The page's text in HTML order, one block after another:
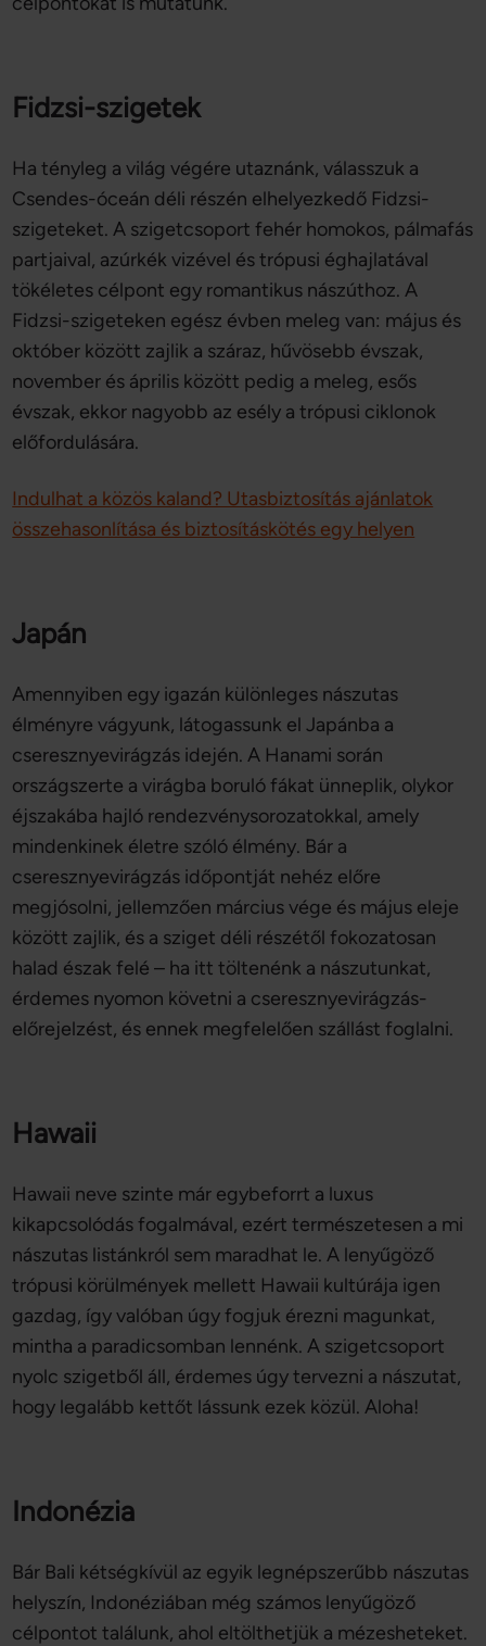
Fidzsi-szigetek
Ha tényleg a világ végére utaznánk, válasszuk a
Csendes-óceán déli részén elhelyezkedő Fidzsi-
szigeteket. A szigetcsoport fehér homokos, pálmafás
partjaival, azúrkék vizével és trópusi éghajlatával
tökéletes célpont egy romantikus nászúthoz. A
Fidzsi-szigeteken egész évben meleg van: május és
október között zajlik a száraz, hűvösebb évszak,
november és április között pedig a meleg, esős
évszak, ekkor nagyobb az esély a trópusi ciklonok
előfordulására.
Indulhat a közös kaland? Utasbiztosítás ajánlatok
összehasonlítása és biztosításkötés egy helyen
Japán
Amennyiben egy igazán különleges nászutas
élményre vágyunk, látogassunk el Japánba a
cseresznyevirágzás idején. A Hanami során
országszerte a virágba boruló fákat ünneplik, olykor
éjszakába hajló rendezvénysorozatokkal, amely
mindenkinek életre szóló élmény. Bár a
cseresznyevirágzás időpontját nehéz előre
megjósolni, jellemzően március vége és május eleje
között zajlik, és a sziget déli részétől fokozatosan
halad észak felé – ha itt töltenénk a nászutunkat,
érdemes nyomon követni a cseresznyevirágzás-
előrejelzést, és ennek megfelelően szállást foglalni.
Hawaii
Hawaii neve szinte már egybeforrt a luxus
kikapcsolódás fogalmával, ezért természetesen a mi
nászutas listánkról sem maradhat le. A lenyűgöző
trópusi körülmények mellett Hawaii kultúrája igen
gazdag, így valóban úgy fogjuk érezni magunkat,
mintha a paradicsomban lennénk. A szigetcsoport
nyolc szigetből áll, érdemes úgy tervezni a nászutat,
hogy legalább kettőt lássunk ezek közül. Aloha!
Indonézia
Bár Bali kétségkívül az egyik legnépszerűbb nászutas
helyszín, Indonéziában még számos lenyűgöző
célpontot találunk, ahol eltölthetjük a mézesheteket.